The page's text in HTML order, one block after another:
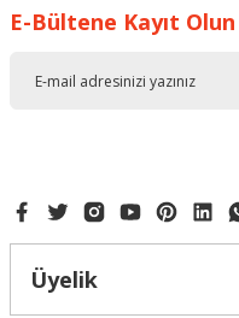
E-Bültene Kayıt Olun
Üyelik